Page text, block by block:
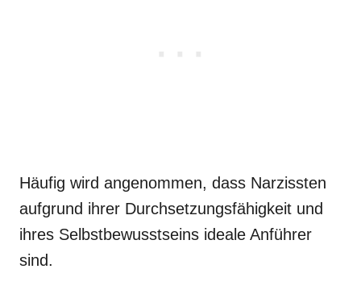
Häufig wird angenommen, dass Narzissten
aufgrund ihrer Durchsetzungsfähigkeit und
ihres Selbstbewusstseins ideale Anführer
sind.